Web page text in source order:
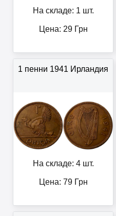
На складе: 1 шт.
Цена: 29Грн
1 пенни 1941 Ирландия
На складе: 4 шт.
Цена: 79Грн